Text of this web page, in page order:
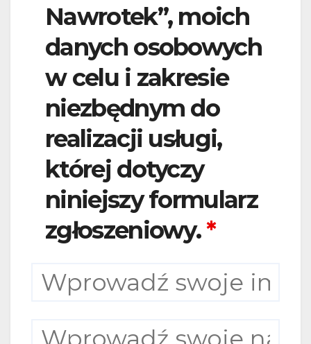
Nawrotek”, moich
danych osobowych
w celu i zakresie
niezbędnym do
realizacji usługi,
której dotyczy
niniejszy formularz
zgłoszeniowy.*